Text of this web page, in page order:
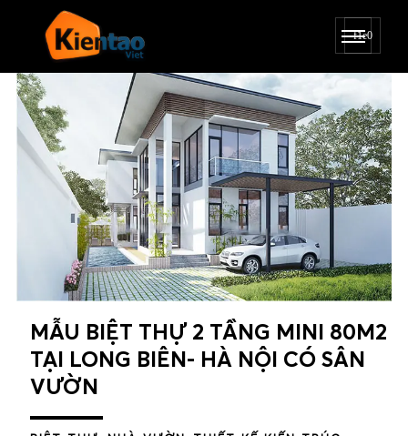
MẪU BIỆT THỰ 2 TẦNG MINI 80M2
TẠI LONG BIÊN- HÀ NỘI CÓ SÂN
VƯỜN